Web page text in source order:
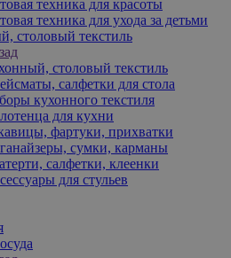
техника для красоты
техника для ухода за детьми
столовый текстиль
столовый текстиль
салфетки для стола
кухонного текстиля
для кухни
фартуки, прихватки
сумки, карманы
салфетки, клеенки
для стульев